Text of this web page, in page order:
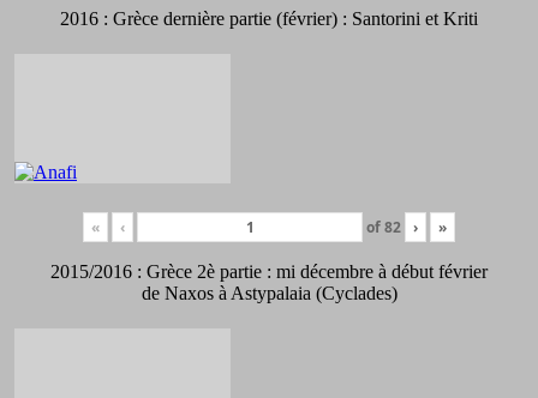
2016 : Grèce dernière partie (février) : Santorini et Kriti
« ‹ of82 › »
2015/2016 : Grèce 2è partie : mi décembre à début février
de Naxos à Astypalaia (Cyclades)